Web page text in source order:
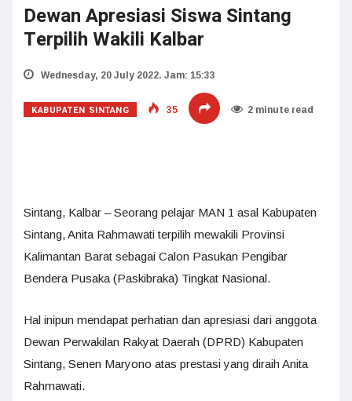
Dewan Apresiasi Siswa Sintang
Terpilih Wakili Kalbar
Wednesday, 20 July 2022. Jam: 15:33
KABUPATEN SINTANG 35 2 minute read
Sintang, Kalbar – Seorang pelajar MAN 1 asal Kabupaten
Sintang, Anita Rahmawati terpilih mewakili Provinsi
Kalimantan Barat sebagai Calon Pasukan Pengibar
Bendera Pusaka (Paskibraka) Tingkat Nasional.
Hal inipun mendapat perhatian dan apresiasi dari anggota
Dewan Perwakilan Rakyat Daerah (DPRD) Kabupaten
Sintang, Senen Maryono atas prestasi yang diraih Anita
Rahmawati.